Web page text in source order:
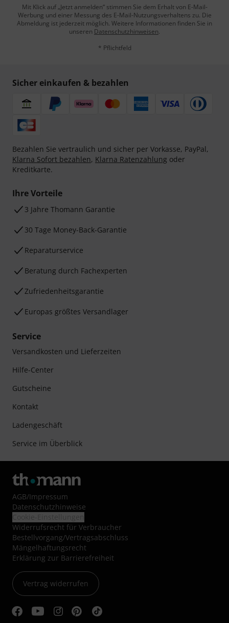
Mit Klick auf „Jetzt anmelden“ stimmen Sie dem Erhalt von E-Mail-
Werbung und einer Messung des E-Mail-Nutzungsverhaltens zu. Die
Abmeldung ist jederzeit möglich. Weitere Informationen finden Sie in
unseren Datenschutzhinweisen.
* Pflichtfeld
Sicher einkaufen & bezahlen
Bezahlen Sie vertraulich und sicher per Vorkasse, PayPal,
Klarna Sofort bezahlen, Klarna Ratenzahlung oder
Kreditkarte.
Ihre Vorteile
3 Jahre Thomann Garantie
30 Tage Money-Back-Garantie
Reparaturservice
Beratung durch Fachexperten
Zufriedenheitsgarantie
Europas größtes Versandlager
Service
Versandkosten und Lieferzeiten
Hilfe-Center
Gutscheine
Kontakt
Ladengeschäft
Service im Überblick
AGB/Impressum
Datenschutzhinweise
Widerrufsrecht für Verbraucher
Bestellvorgang/Vertragsabschluss
Mängelhaftungsrecht
Erklärung zur Barrierefreiheit
Vertrag widerrufen